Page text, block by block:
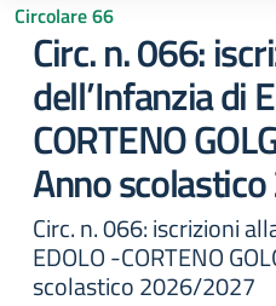
Circolare 66
Circ. n. 066:
dell’Infanzia di
CORTENO
Anno
Circ. n. 066: iscrizioni
EDOLO -CORTENO
scolastico 2026/2027